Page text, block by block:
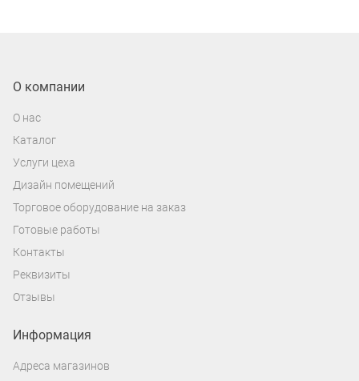
О компании
О нас
Каталог
Услуги цеха
Дизайн помещений
Торговое оборудование на заказ
Готовые работы
Контакты
Реквизиты
Отзывы
Информация
Адреса магазинов